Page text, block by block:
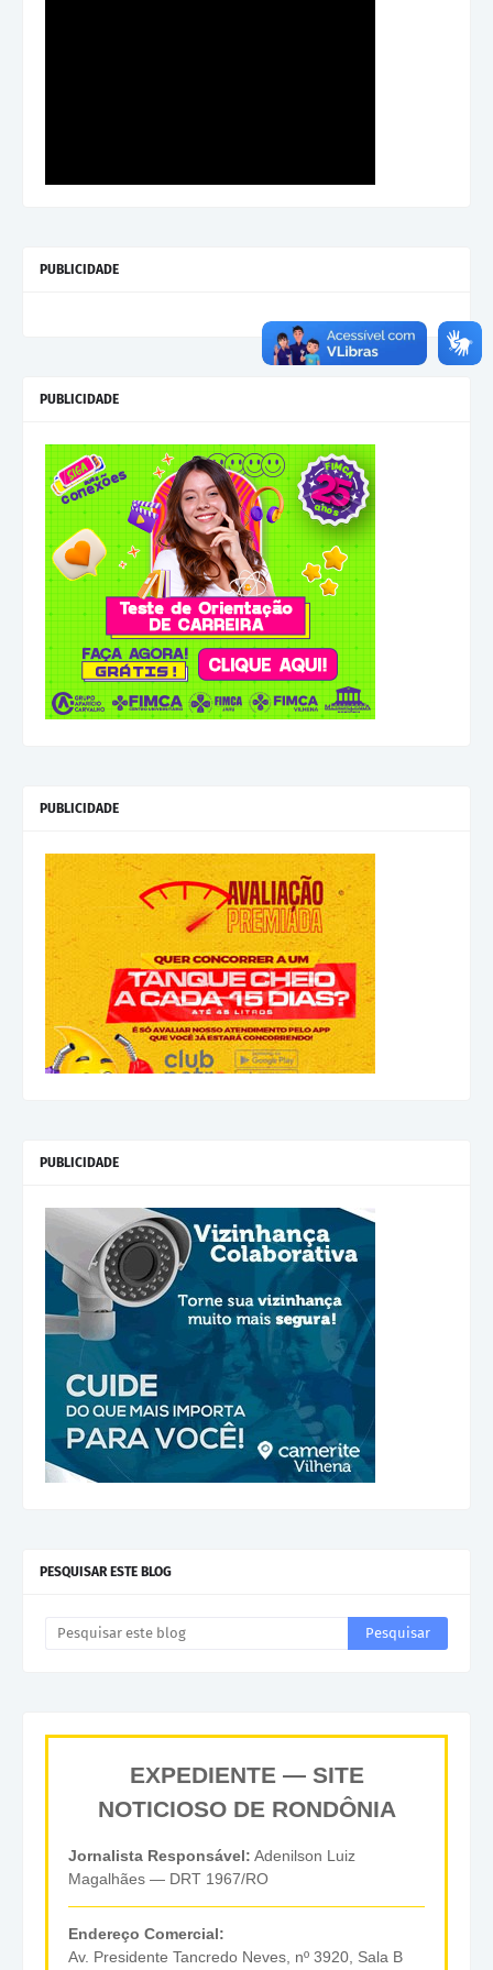
PUBLICIDADE
PUBLICIDADE
PUBLICIDADE
PUBLICIDADE
PESQUISAR ESTE BLOG
EXPEDIENTE — SITE
NOTICIOSO DE RONDÔNIA
Jornalista Responsável: Adenilson Luiz
Magalhães — DRT 1967/RO
Endereço Comercial:
Av. Presidente Tancredo Neves, nº 3920, Sala B